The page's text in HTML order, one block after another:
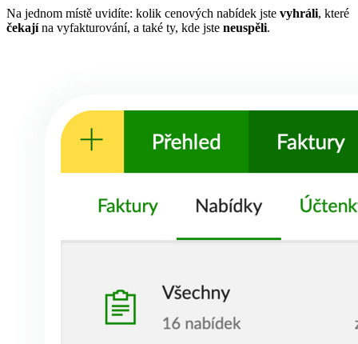
Na jednom místě uvidíte: kolik cenových nabídek jste vyhráli, které
čekajína vyfakturování, a také ty, kde jste neuspěli.